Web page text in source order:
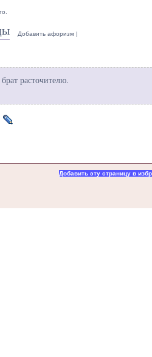
Добавить афоризм |
расточителю.
Добавить эту страницу в